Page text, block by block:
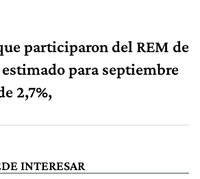
participaron del REM de
para septiembre
2,7%,
INTERESAR